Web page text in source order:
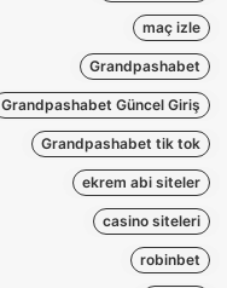
maç izle
Grandpashabet
Grandpashabet Güncel Giriş
Grandpashabet tik tok
ekrem abi siteler
casino siteleri
robinbet